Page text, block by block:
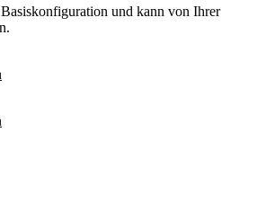
und kann von Ihrer